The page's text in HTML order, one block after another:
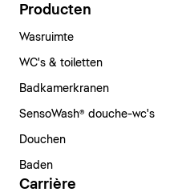
Producten
Wasruimte
WC's & toiletten
Badkamerkranen
SensoWash® douche-wc's
Douchen
Baden
Carrière